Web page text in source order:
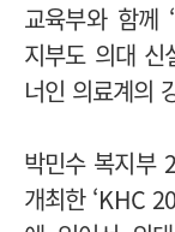
교육부와 함께
지부도 의대 신
너인 의료계의
박민수 복지부
개최한 ‘KHC